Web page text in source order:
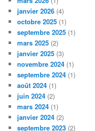
janvier 2026 (4)
octobre 2025 (1)
septembre 2025 (1)
mars 2025 (2)
janvier 2025 (3)
novembre 2024 (1)
septembre 2024 (1)
août 2024 (1)
juin 2024 (2)
mars 2024 (1)
janvier 2024 (2)
septembre 2023 (2)